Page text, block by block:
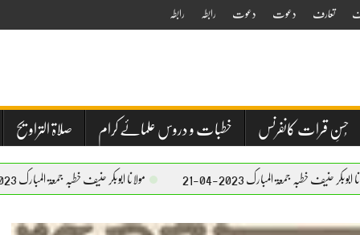
تعارف دعوت دعوت رابطہ رابطہ
حُسنِ قرات کانفرنس خطبات و دروس علمائے کرام صلاۃ التراویح
المبارک 2023-04-21 مولانا ابوبکر حنیف خطبہ جمعۃ المبارک 2023-04-21